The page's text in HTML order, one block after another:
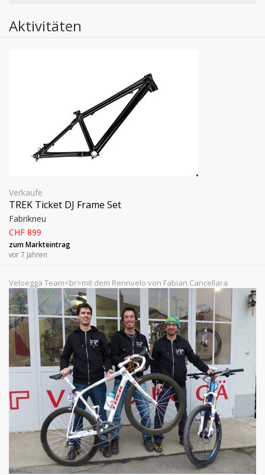
Aktivitäten
Verkaufe
TREK Ticket DJ Frame Set
Fabrikneu
CHF 899
zum Markteintrag
vor 7 Jahren
Veloeggä Team<br>mit dem Rennvelo von Fabian Cancellara